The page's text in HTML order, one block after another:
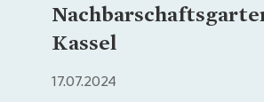
Meine Stadt
Weitere Angebote
Kassel
17.07.2024